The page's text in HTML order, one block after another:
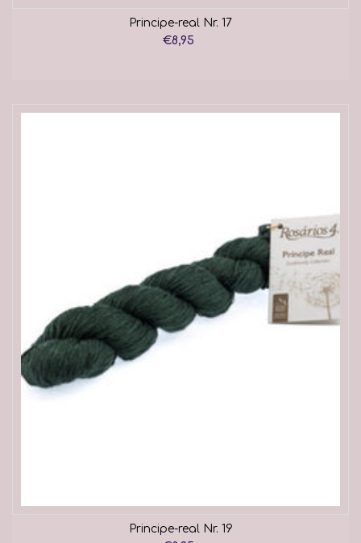
Principe-real Nr. 17
€8,95
Principe-real Nr. 19